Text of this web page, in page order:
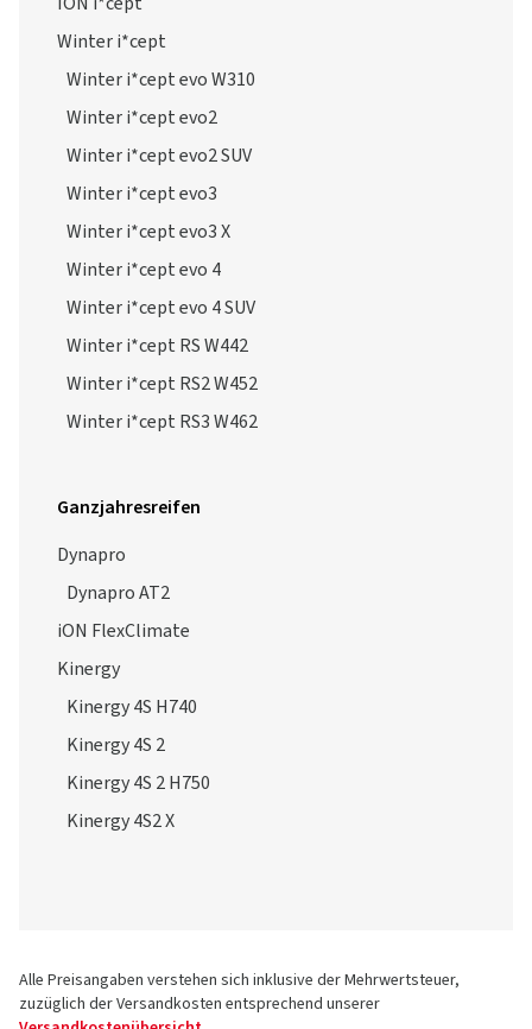
Winter i*cept
Winter i*cept evo W310
Winter i*cept evo2
Winter i*cept evo2 SUV
Winter i*cept evo3
Winter i*cept evo3 X
Winter i*cept evo 4
Winter i*cept evo 4 SUV
Winter i*cept RS W442
Winter i*cept RS2 W452
Winter i*cept RS3 W462
Ganzjahresreifen
Dynapro
Dynapro AT2
iON FlexClimate
Kinergy
Kinergy 4S H740
Kinergy 4S 2
Kinergy 4S 2 H750
Kinergy 4S2 X
Alle Preisangaben verstehen sich inklusive der Mehrwertsteuer,
zuzüglich der Versandkosten entsprechend unserer